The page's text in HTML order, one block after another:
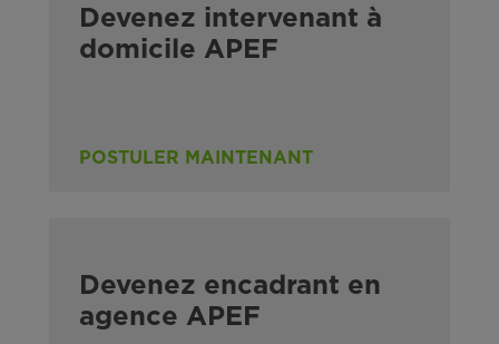
Devenez intervenant à
domicile APEF
POSTULER MAINTENANT
Devenez encadrant en
agence APEF